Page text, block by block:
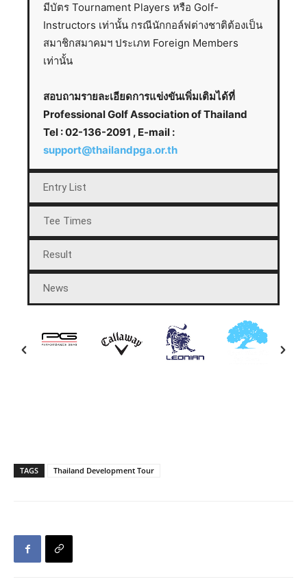
มีบัตร Tournament Players หรือ Golf-
Instructors เท่านั้น กรณีนักกอล์ฟต่างชาติต้องเป็น
สมาชิกสมาคมฯ ประเภท Foreign Members
เท่านั้น
สอบถามรายละเอียดการแข่งขันเพิ่มเติมได้ที่
Professional Golf Association of Thailand
Tel : 02-136-2091 , E-mail :
support@thailandpga.or.th
Entry List
Tee Times
Result
News
TAGS Thailand Development Tour